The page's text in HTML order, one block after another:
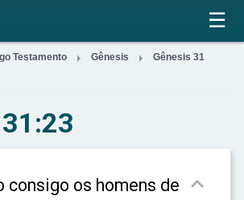
×
☰
Testamento  Gênesis  Gênesis 31
consigo os homens de 